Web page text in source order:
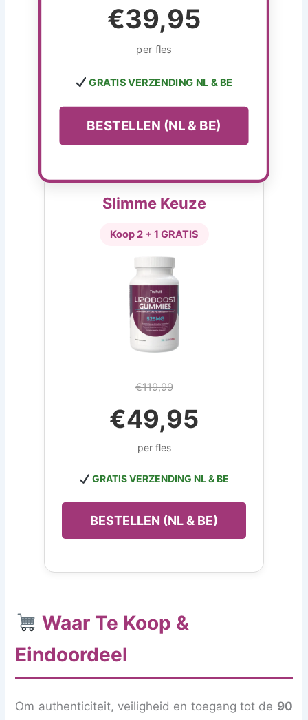
€39,95
per fles
GRATIS VERZENDING NL & BE
BESTELLEN (NL & BE)
Slimme Keuze
Koop 2 + 1 GRATIS
€119,99
€49,95
per fles
GRATIS VERZENDING NL & BE
BESTELLEN (NL & BE)
Waar Te Koop &
Eindoordeel
Om authenticiteit, veiligheid en toegang tot de 90